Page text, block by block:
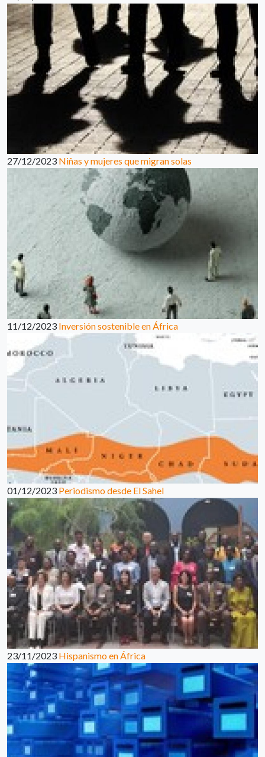
27/12/2023 Niñas y mujeres que migran solas
11/12/2023 Inversión sostenible en África
01/12/2023 Periodismo desde El Sahel
23/11/2023 Hispanismo en África